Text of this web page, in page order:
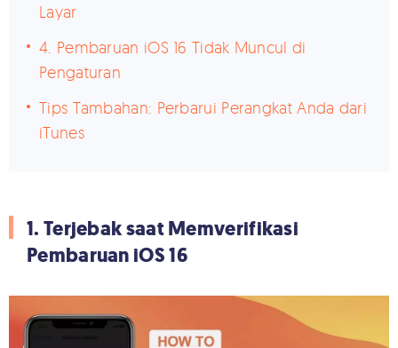
Layar
4. Pembaruan iOS 16 Tidak Muncul di
Pengaturan
Tips Tambahan: Perbarui Perangkat Anda dari
iTunes
1. Terjebak saat Memverifikasi
Pembaruan iOS 16